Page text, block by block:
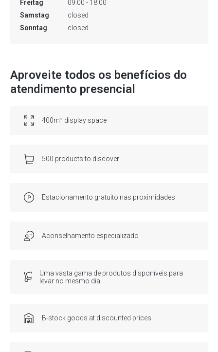
Freitag
09:00 - 18:00
Samstag
closed
Sonntag
closed
Aproveite todos os benefícios do
atendimento presencial
400m² display space
500 products to discover
Estacionamento gratuito nas proximidades
Aconselhamento especializado
Uma vasta gama de produtos disponíveis para
levar no mesmo dia
B-stock goods at discounted prices